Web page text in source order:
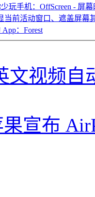
玩手机：OffScreen - 屏
当前活动窗口、遮盖屏幕
：Forest
文视频
宣布